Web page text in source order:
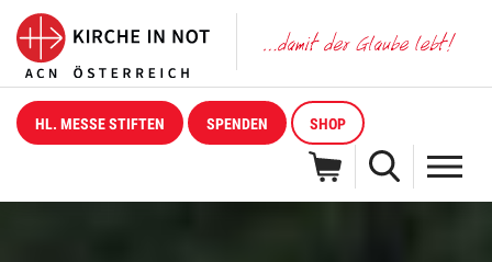
HL. MESSE STIFTEN SPENDEN SHOP